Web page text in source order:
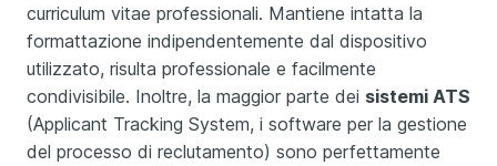
curriculum vitae professionali. Mantiene intatta la
formattazione indipendentemente dal dispositivo
utilizzato, risulta professionale e facilmente
condivisibile. Inoltre, la maggior parte dei sistemi ATS
(Applicant Tracking System, i software per la gestione
del processo di reclutamento) sono perfettamente